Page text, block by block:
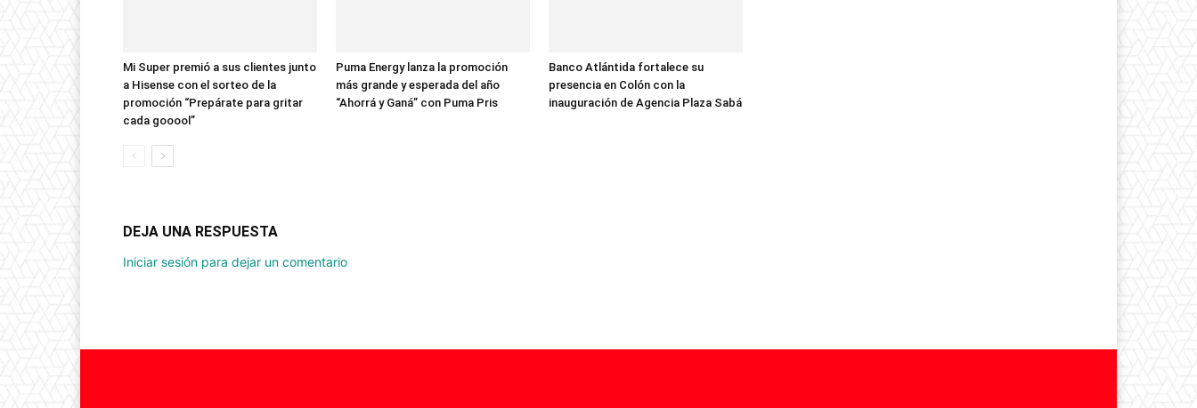
Mi Super premió a sus clientes junto
a Hisense con el sorteo de la
promoción “Prepárate para gritar
cada gooool”
Puma Energy lanza la promoción
más grande y esperada del año
“Ahorrá y Ganá” con Puma Pris
Banco Atlántida fortalece su
presencia en Colón con la
inauguración de Agencia Plaza Sabá
DEJA UNA RESPUESTA
Iniciar sesión para dejar un comentario